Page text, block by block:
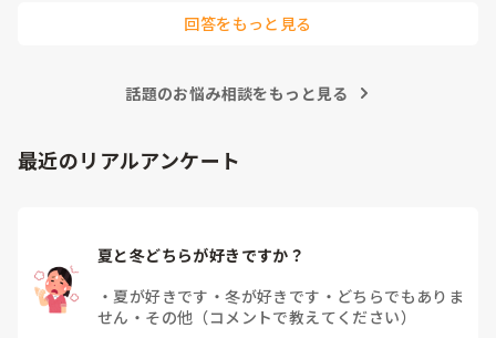
回答をもっと見る
話題のお悩み相談をもっと見る
最近のリアルアンケート
夏と冬どちらが好きですか？
・ 夏が好きです ・冬が好きです ・ どちらでもありま
せん ・ その他（コメントで教えてください）